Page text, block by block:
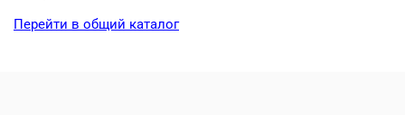
Перейти в общий каталог